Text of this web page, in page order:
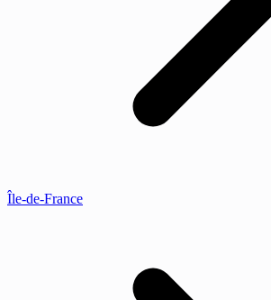
Île-de-France